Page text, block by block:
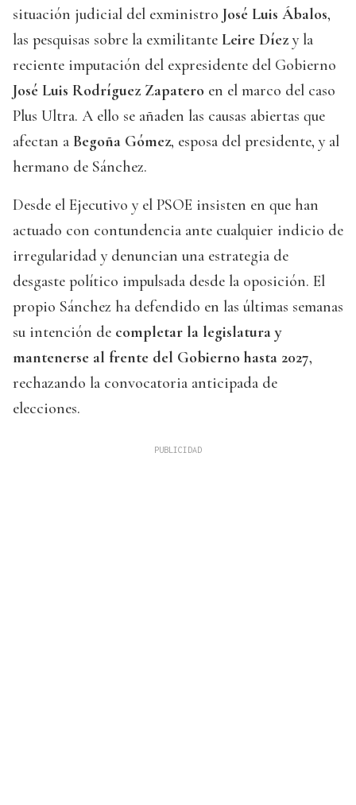
situación judicial del exministro José Luis Ábalos,
las pesquisas sobre la exmilitante Leire Díez y la
reciente imputación del expresidente del Gobierno
José Luis Rodríguez Zapatero en el marco del caso
Plus Ultra. A ello se añaden las causas abiertas que
afectan a Begoña Gómez, esposa del presidente, y al
hermano de Sánchez.
Desde el Ejecutivo y el PSOE insisten en que han
actuado con contundencia ante cualquier indicio de
irregularidad y denuncian una estrategia de
desgaste político impulsada desde la oposición. El
propio Sánchez ha defendido en las últimas semanas
su intención de completar la legislatura y
mantenerse al frente del Gobierno hasta 2027,
rechazando la convocatoria anticipada de
elecciones.